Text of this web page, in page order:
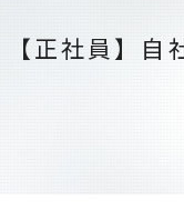
【正社員】